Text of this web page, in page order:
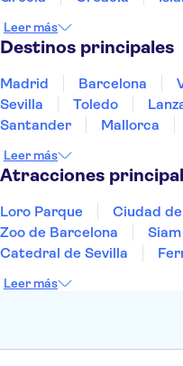
Portugal
Tailandia
Leer más
Destinos principales
Madrid Barcelona
Sevilla
Toledo
Santander
Mallorca
Bilbao
Menorca
Leer más
Atracciones
Loro Parque
Ciudad
Zoo de Barcelona
Catedral de Sevilla
Montserrat
Leer más